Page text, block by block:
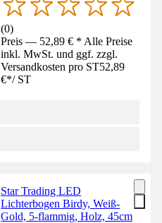
(0)
Preis — 52,89 € * Alle Preise
inkl. MwSt. und ggf. zzgl.
Versandkosten pro ST52,89
€*/ ST
Star Trading LED
Lichterbogen Birdy, Weiß-
Gold, 5-flammig, Holz, 45cm